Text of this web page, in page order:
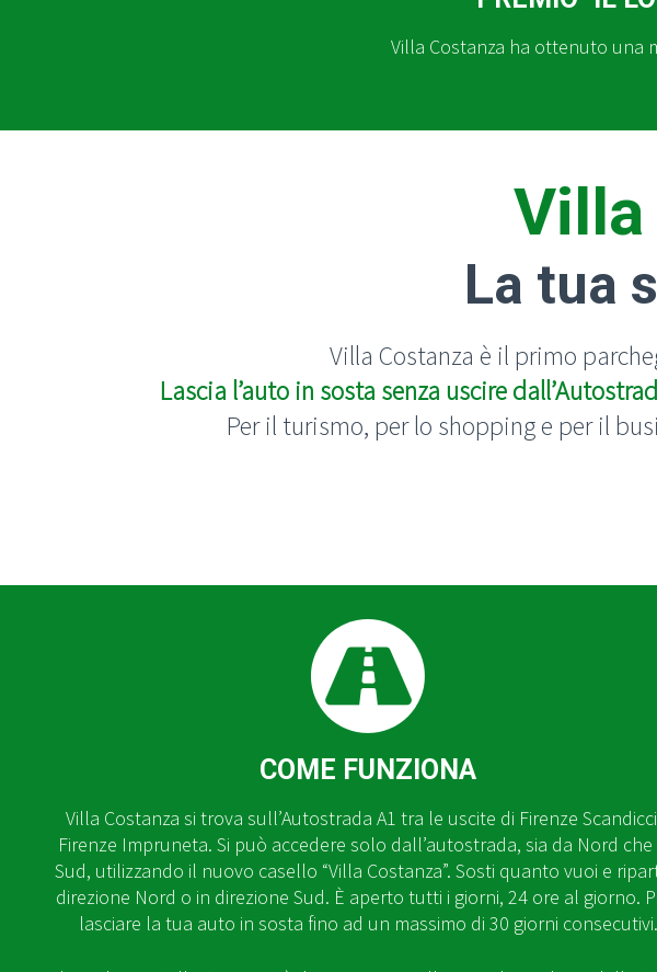
Villa Costanza ha ottenuto una
Villa
La tua
Villa Costanza è il primo
Lascia l’auto in sosta senza uscire
Per il turismo, per lo shopping e per il
COME FUNZIONA
Villa Costanza si trova sull’Autostrada A1 tra le uscite di Firenze
Firenze Impruneta. Si può accedere solo dall’autostrada, sia da Nord che
Sud, utilizzando il nuovo casello “Villa Costanza”. Sosti quanto vuoi e
direzione Nord o in direzione Sud. È aperto tutti i giorni, 24 ore al giorno.
lasciare la tua auto in sosta fino ad un massimo di 30 giorni consecutivi.